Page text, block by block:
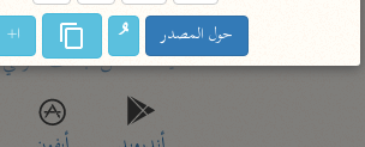
راسلنا •تليجرام •تويتر
تعليمات•عن الباحث القرآني
حول المصدر ا+